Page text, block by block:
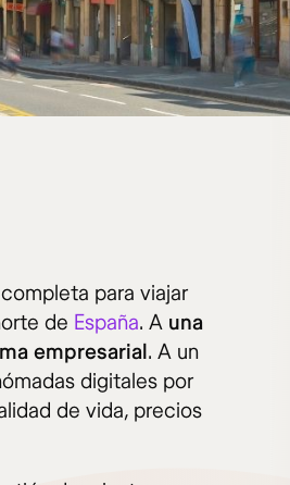
para viajar
de España. A una
empresarial. A un
digitales por
de vida, precios